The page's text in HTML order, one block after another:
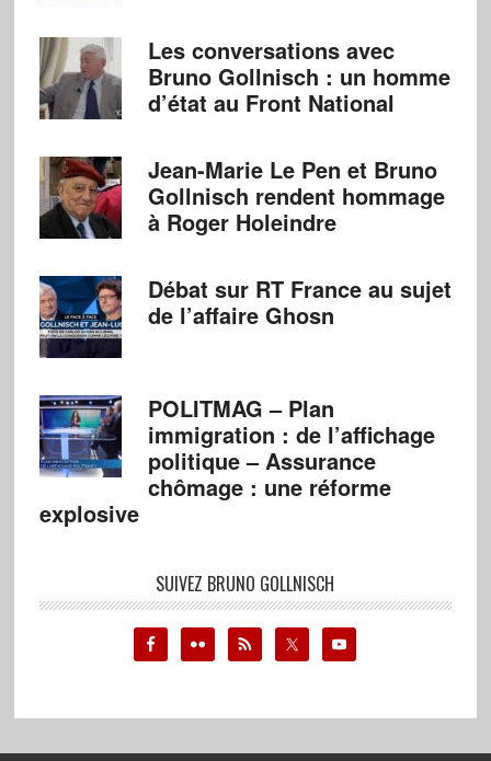
Les conversations avec
Bruno Gollnisch : un homme
d’état au Front National
Jean-Marie Le Pen et Bruno
Gollnisch rendent hommage
à Roger Holeindre
Débat sur RT France au sujet
de l’affaire Ghosn
POLITMAG – Plan
immigration : de l’affichage
politique – Assurance
chômage : une réforme
explosive
SUIVEZ BRUNO GOLLNISCH